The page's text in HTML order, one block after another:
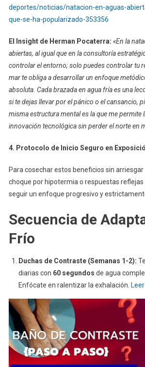
deportes/noticias/natacion-en-aguas-
que-se-ha-popularizado-353356
El Insight de Herman Pocaterra: «En la
abiertas, al igual que en la consultoría
controlar el entorno; solo puedes controlar tu
mar te obliga a desarrollar un enfoque
absoluta. Cada brazada en agua fría es una
si te dejas llevar por el pánico o el cansancio,
misma estructura mental es la que me permite
innovación tecnológica sin perder el norte en
4. Protocolo de Inicio Seguro en
Para cosechar estos beneficios sin arriesgar
choque por hipotermia o respuestas reflejas
seguir un enfoque progresivo y
Secuencia de
Frío
Duchas de Contraste (Semanas 1-2):
diarias con 60 segundos de agua
Enfócate en ralentizar la exhalación.